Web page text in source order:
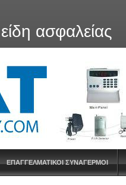
ασφαλείας
ΕΠΑΓΓΕΛΜΑΤΙΚΟΙ ΣΥΝΑΓΕΡΜΟΙ